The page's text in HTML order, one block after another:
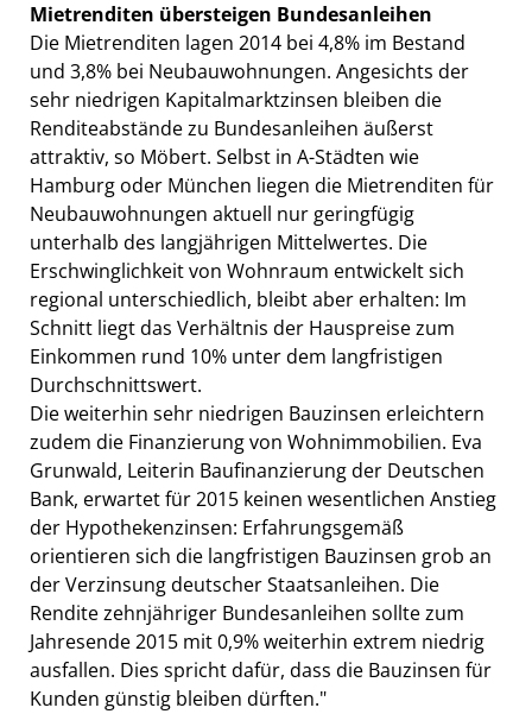
Mietrenditen übersteigen Bundesanleihen
Die Mietrenditen lagen 2014 bei 4,8% im Bestand
und 3,8% bei Neubauwohnungen. Angesichts der
sehr niedrigen Kapitalmarktzinsen bleiben die
Renditeabstände zu Bundesanleihen äußerst
attraktiv, so Möbert. Selbst in A-Städten wie
Hamburg oder München liegen die Mietrenditen für
Neubauwohnungen aktuell nur geringfügig
unterhalb des langjährigen Mittelwertes. Die
Erschwinglichkeit von Wohnraum entwickelt sich
regional unterschiedlich, bleibt aber erhalten: Im
Schnitt liegt das Verhältnis der Hauspreise zum
Einkommen rund 10% unter dem langfristigen
Durchschnittswert.
Die weiterhin sehr niedrigen Bauzinsen erleichtern
zudem die Finanzierung von Wohnimmobilien. Eva
Grunwald, Leiterin Baufinanzierung der Deutschen
Bank, erwartet für 2015 keinen wesentlichen Anstieg
der Hypothekenzinsen: Erfahrungsgemäß
orientieren sich die langfristigen Bauzinsen grob an
der Verzinsung deutscher Staatsanleihen. Die
Rendite zehnjähriger Bundesanleihen sollte zum
Jahresende 2015 mit 0,9% weiterhin extrem niedrig
ausfallen. Dies spricht dafür, dass die Bauzinsen für
Kunden günstig bleiben dürften."